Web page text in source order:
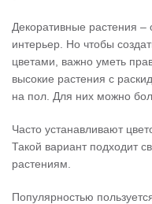
Декоративные растения –
интерьер. Но чтобы
цветами, важно уметь
высокие растения с
на пол. Для них можно
Часто устанавливают
Такой вариант подходит
растениям.
Популярностью